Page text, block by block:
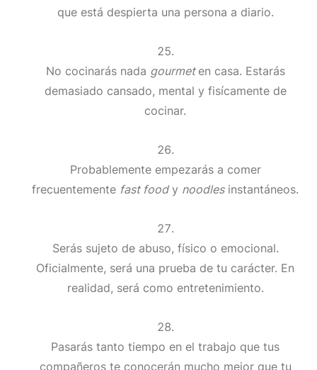
que está despierta una persona a diario.
No cocinarás nada gourmet en casa. Estarás
demasiado cansado, mental y fisícamente de
cocinar.
Probablemente empezarás a comer
frecuentemente fast foody noodlesinstantáneos.
Serás sujeto de abuso, físico o emocional.
Oficialmente, será una prueba de tu carácter. En
realidad, será como entretenimiento.
Pasarás tanto tiempo en el trabajo que tus
compañeros te conocerán mucho mejor que tu